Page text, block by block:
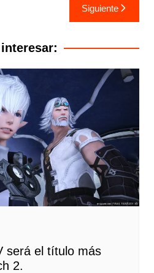
Siguiente
será el título más
2.